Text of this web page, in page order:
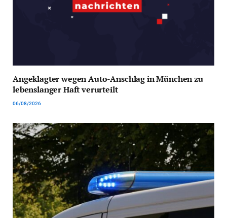
Angeklagter wegen Auto-Anschlag in München zu
lebenslanger Haft verurteilt
06/08/2026